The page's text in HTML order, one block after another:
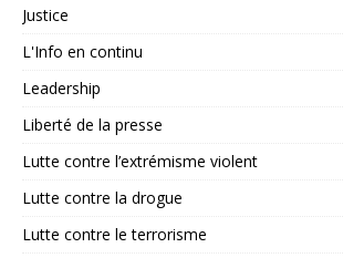
Justice
L'Info en continu
Leadership
Liberté de la presse
Lutte contre l’extrémisme violent
Lutte contre la drogue
Lutte contre le terrorisme